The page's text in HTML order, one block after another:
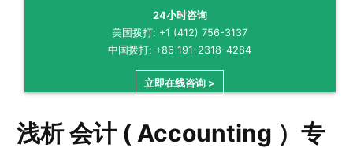
24小时咨询
美国拨打: +1 (412) 756-3137
中国拨打: +86 191-2318-4284
立即在线咨询 >
浅析 会计 ( Accounting ）专